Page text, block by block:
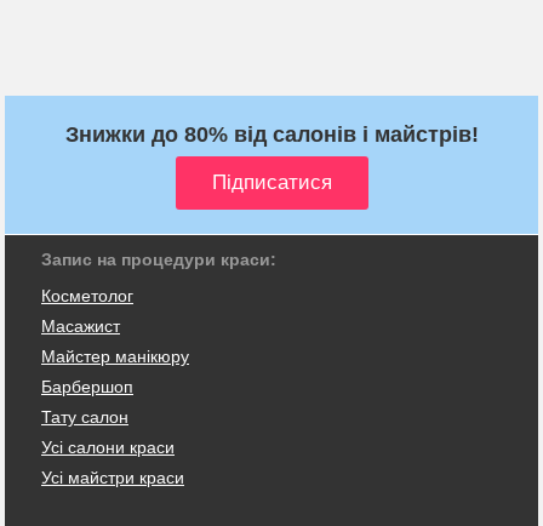
Знижки до 80% від салонів і майстрів!
Запис на процедури краси:
Косметолог
Масажист
Майстер манікюру
Барбершоп
Тату салон
Усі салони краси
Усі майстри краси